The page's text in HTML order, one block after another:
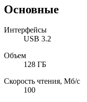
Основные
Интерфейсы
USB 3.2
Объем
128 ГБ
Скорость чтения, Мб/с
100